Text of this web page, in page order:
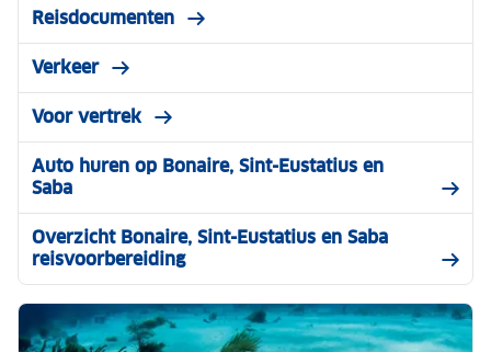
Reisdocumenten
Verkeer
Voor vertrek
Auto huren op Bonaire, Sint-Eustatius en
Saba
Overzicht Bonaire, Sint-Eustatius en Saba
reisvoorbereiding